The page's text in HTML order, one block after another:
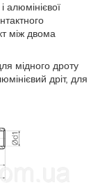
алюмінієвої
між двома
мідного дроту
дріт, для